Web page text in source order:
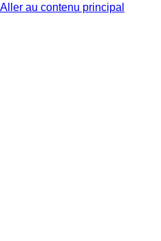
Aller au contenu principal